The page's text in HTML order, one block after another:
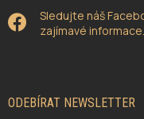
Sledujte náš
zajímavé informace.
ODEBÍRAT NEWSLETTER